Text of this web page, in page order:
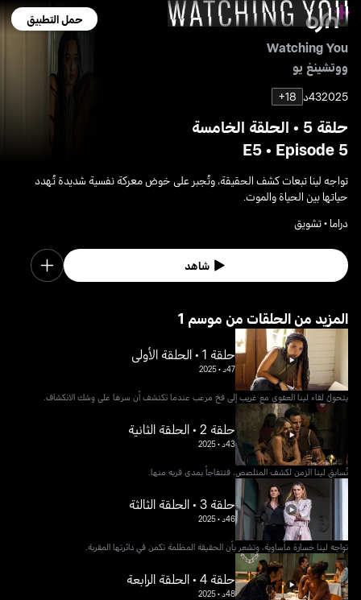
حمل التطبيق
Watching You
ووتشينغ يو
202543د 18+
حلقة 5 • الحلقة الخامسة
E5 • Episode 5
تواجه لينا تبعات كشف الحقيقة، وتُجبر على خوض معركة نفسية شديدة تُهدد
حياتها بين الحياة والموت.
دراما • تشويق
شاهد
1 المزيد من الحلقات من موسم
حلقة 1 • الحلقة الأولى
47د •
2025
يتحولُ لقاء لينا العفوي مع غريب إلى فخ مرعب عندما تكتشف أن سرها على وشك الانكشاف.
حلقة 2 • الحلقة الثانية
43د •
2025
تُسابق لينا الزمن لكشف المتلصص، فتتفاجأ بمدى قربه منها.
حلقة 3 • الحلقة الثالثة
46د •
2025
تواجه لينا خسارة مأساوية، وتشعر بأن الحقيقة المظلمة تكمن في دائرتها المقربة.
حلقة 4 • الحلقة الرابعة
48د •
2025